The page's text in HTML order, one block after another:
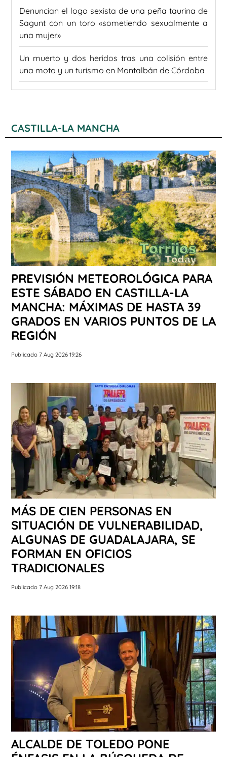
Denuncian el logo sexista de una peña taurina de
Sagunt con un toro «sometiendo sexualmente a
una mujer»
Un muerto y dos heridos tras una colisión entre
una moto y un turismo en Montalbán de Córdoba
CASTILLA-LA MANCHA
PREVISIÓN METEOROLÓGICA PARA
ESTE SÁBADO EN CASTILLA-LA
MANCHA: MÁXIMAS DE HASTA 39
GRADOS EN VARIOS PUNTOS DE LA
REGIÓN
Publicado 7 Aug 2026 19:26
MÁS DE CIEN PERSONAS EN
SITUACIÓN DE VULNERABILIDAD,
ALGUNAS DE GUADALAJARA, SE
FORMAN EN OFICIOS
TRADICIONALES
Publicado 7 Aug 2026 19:18
ALCALDE DE TOLEDO PONE